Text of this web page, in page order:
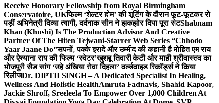
Receive Honorary Fellowship from Royal Birmingham
Conservatoire, UKफिल्म ‘शेल्टर होम’ की शूटिंग के दौरान फूट-फूटकर रो
पड़ीं अभिनेत्री दिव्या त्यागी, दर्दनाक सीन ने झकझोर दिया पूरा सेटShabnam
Khan (Khushi) Is The Production Advisor And Creative
Partner Of The Hiten Tejwani-Starrer Web Series “Chhodo
Yaar Jaane Do”सपनों, पक्के इरादे और उम्मीद की कहानी है मोहित एम राय
और ऐश्याना राय की फिल्म ‘स्वेटर’खुशबू तिवारी केटी और माही श्रीवास्तव का
भोजपुरी सैड सांग ‘उहे अंखिया रोवा दिहला’ वर्ल्डवाइड रिकॉर्ड्स ने किया
रिलीजDr. DIPTII SINGH – A Dedicated Specialist In Healing,
Wellness And Holistic HealthAmruta Fadnavis, Shahid Kapoor,
Jackie Shroff, Sreeleela To Empower Over 1,000 Children At